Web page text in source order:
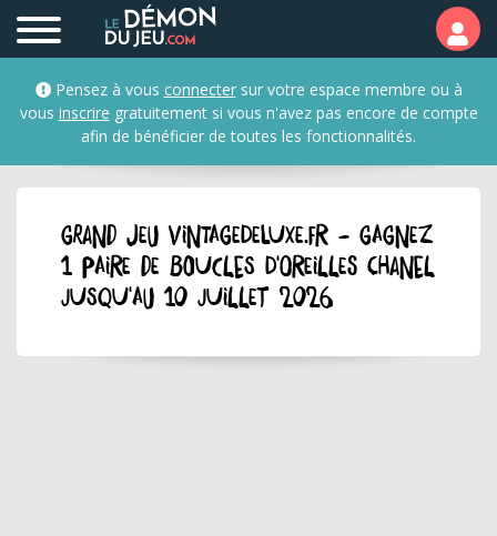
Pensez à vous connectersur votre espace membre ou à
vous inscrire gratuitement si vous n'avez pas encore de compte
afin de bénéficier de toutes les fonctionnalités.
GRAND JEU vintagedeluxe.fr - Gagnez
1 paire de boucles d'oreilles Chanel
jusqu'au 10 juillet 2026